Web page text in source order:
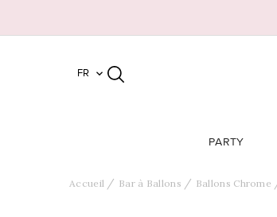
FR 
PARTY
Accueil Bar à Ballons Ballons Chrome